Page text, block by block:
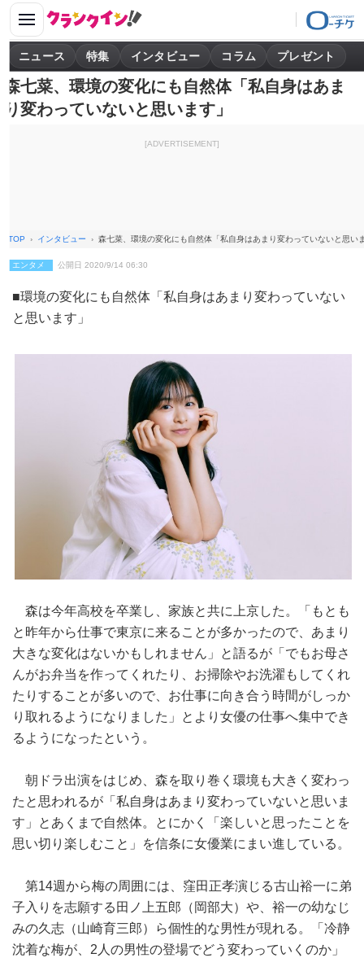
ニュース 特集 インタビュー コラム プレゼント
森七菜、環境の変化にも自然体「私自身はあま
り変わっていないと思います」
[ADVERTISEMENT]
TOP インタビュー 森七菜、環境の変化にも自然体「私自身はあまり変わっていないと思い
エンタメ 公開日 2020/9/14 06:30
■環境の変化にも自然体「私自身はあまり変わっていない
と思います」
森は今年高校を卒業し、家族と共に上京した。「もとも
と昨年から仕事で東京に来ることが多かったので、あまり
大きな変化はないかもしれません」と語るが「でもお母さ
んがお弁当を作ってくれたり、お掃除やお洗濯もしてくれ
たりすることが多いので、お仕事に向き合う時間がしっか
り取れるようになりました」とより女優の仕事へ集中でき
るようになったという。
朝ドラ出演をはじめ、森を取り巻く環境も大きく変わっ
たと思われるが「私自身はあまり変わっていないと思いま
す」とあくまで自然体。とにかく「楽しいと思ったことを
思い切り楽しむこと」を信条に女優業にまい進している。
第14週から梅の周囲には、窪田正孝演じる古山裕一に弟
子入りを志願する田ノ上五郎（岡部大）や、裕一の幼なじ
みの久志（山崎育三郎）ら個性的な男性が現れる。「冷静
沈着な梅が、2人の男性の登場でどう変わっていくのか」